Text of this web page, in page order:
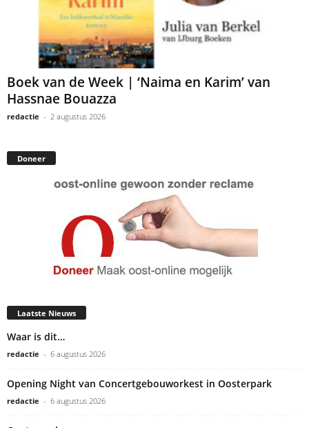
Boek van de Week | ‘Naima en Karim’ van
Hassnae Bouazza
redactie - 2 augustus 2026
Doneer
Laatste Nieuws
Waar is dit…
redactie - 6 augustus 2026
Opening Night van Concertgebouworkest in Oosterpark
redactie - 6 augustus 2026